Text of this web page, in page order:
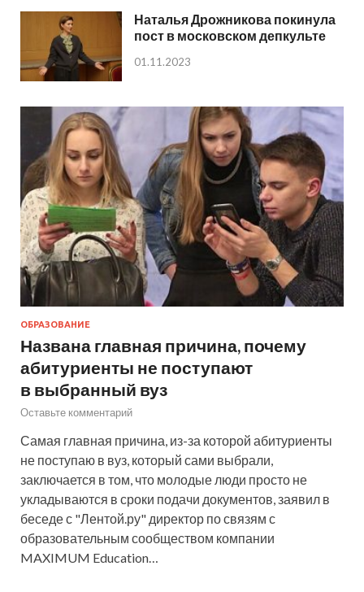
Наталья Дрожникова покинула
пост в московском депкульте
01.11.2023
ОБРАЗОВАНИЕ
Названа главная причина, почему
абитуриенты не поступают
в выбранный вуз
Оставьте комментарий
Самая главная причина, из-за которой абитуриенты
не поступаю в вуз, который сами выбрали,
заключается в том, что молодые люди просто не
укладываются в сроки подачи документов, заявил в
беседе с "Лентой.ру" директор по связям с
образовательным сообществом компании
MAXIMUM Education…